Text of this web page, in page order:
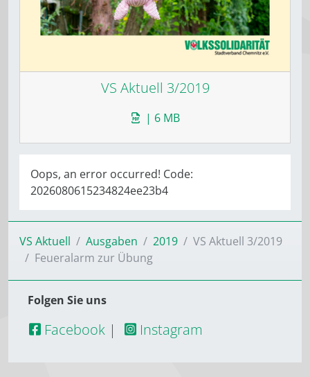
VS Aktuell 3/2019
| 6 MB
Oops, an error occurred! Code:
2026080615234824ee23b4
VS Aktuell Ausgaben 2019
VS Aktuell 3/2019
Feueralarm zur Übung
Folgen Sie uns
Facebook | Instagram